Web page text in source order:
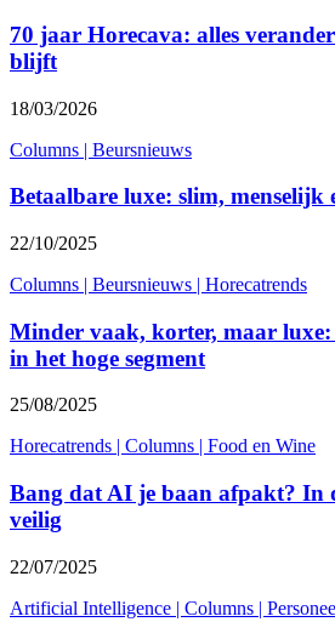
70 jaar Horecava: alles
blijft
18/03/2026
Columns | Beursnieuws
Betaalbare luxe: slim, menselijk
22/10/2025
Columns | Beursnieuws | Horecatrends
Minder vaak, korter, maar luxe:
in het hoge segment
25/08/2025
Horecatrends | Columns | Food en Wine
Bang dat AI je baan afpakt? In
veilig
22/07/2025
Artificial Intelligence | Columns |